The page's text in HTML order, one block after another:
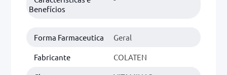
Benefícios
Forma Farmaceutica Geral
Fabricante COLATEN